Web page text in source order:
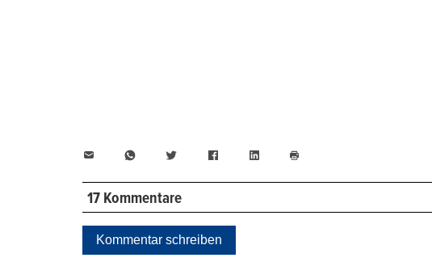
WhatsAppTwitter FacebookLinkedIn
drucken
17 Kommentare
Kommentar schreiben